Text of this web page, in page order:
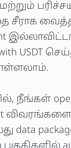
மற்றும்
USDT
நீங்கள்
data